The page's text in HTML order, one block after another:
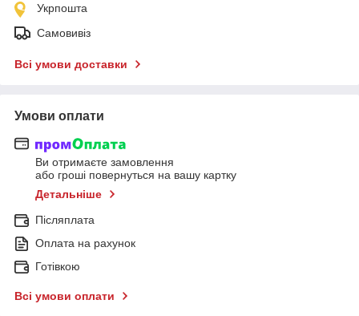
Укрпошта
Самовивіз
Всі умови доставки
Умови оплати
Ви отримаєте замовлення
або гроші повернуться на вашу картку
Детальніше
Післяплата
Оплата на рахунок
Готівкою
Всі умови оплати